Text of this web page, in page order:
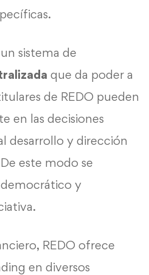
sistema de
que da poder a
de REDO pueden
en las decisiones
desarrollo y dirección
este modo se
y
REDO ofrece
en diversos